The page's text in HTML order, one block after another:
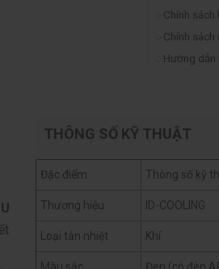
Chính sách
Chính sách
Hướng dẫn
THÔNG SỐ KỸ THUẬT
Đặc điểm Thông số kỹ
Thương hiệu ID-COOLING
Loại tản nhiệt Khí